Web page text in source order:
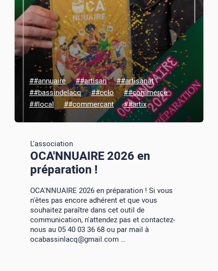
##annuaire ##artisan
##artisanat
##bassindelacq
##cclo
##commerce
##local
##commercant ##artix
L'association
OCA'NNUAIRE 2026 en
préparation !
OCA'NNUAIRE 2026 en préparation ! Si vous
n'êtes pas encore adhérent et que vous
souhaitez paraître dans cet outil de
communication, n'attendez pas et contactez-
nous au 05 40 03 36 68 ou par mail à
ocabassinlacq@gmail.com …